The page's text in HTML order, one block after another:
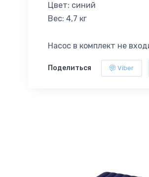
Цвет: синий
Вес: 4,7 кг
Насос в комплект не
Поделиться Viber